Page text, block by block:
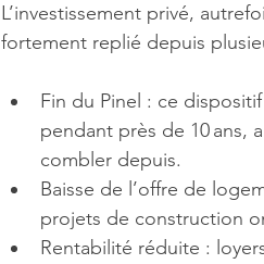
L’investissement privé,
fortement replié depuis
Fin du Pinel : ce
pendant près de 10 ans,
combler depuis.
Baisse de l’offre de
projets de construction
Rentabilité réduite :